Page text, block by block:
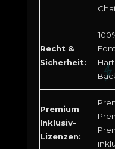
Recht &
Sicherheit:
Premium
Inklusiv-
Lizenzen: